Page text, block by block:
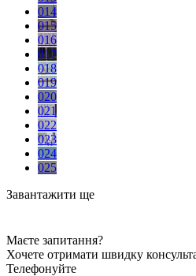
014
015
016
017
018
019
020
021
022
023
024
025
Завантажити ще
Маєте запитання?
Хочете отримати швидку
Телефонуйте